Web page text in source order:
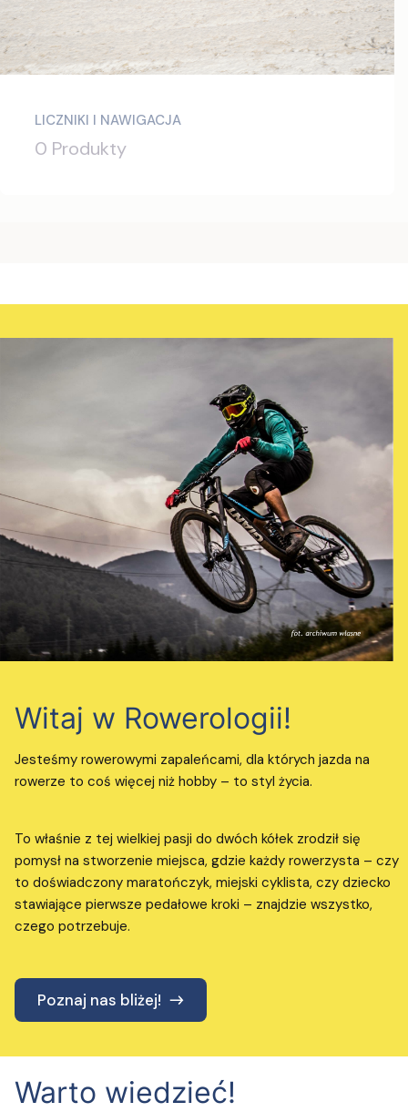
LICZNIKI I NAWIGACJA
0 Produkty
Witaj w Rowerologii!
Jesteśmy rowerowymi zapaleńcami, dla których jazda na
rowerze to coś więcej niż hobby – to styl życia.
To właśnie z tej wielkiej pasji do dwóch kółek zrodził się
pomysł na stworzenie miejsca, gdzie każdy rowerzysta – czy
to doświadczony maratończyk, miejski cyklista, czy dziecko
stawiające pierwsze pedałowe kroki – znajdzie wszystko,
czego potrzebuje.
Poznaj nas bliżej!
Warto wiedzieć!